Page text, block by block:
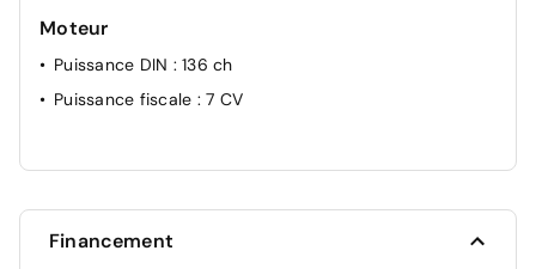
Moteur
Puissance DIN : 136 ch
Puissance fiscale : 7 CV
Financement